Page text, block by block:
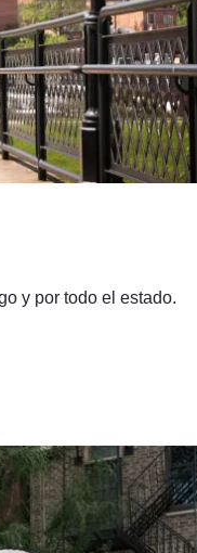
y por todo el estado.